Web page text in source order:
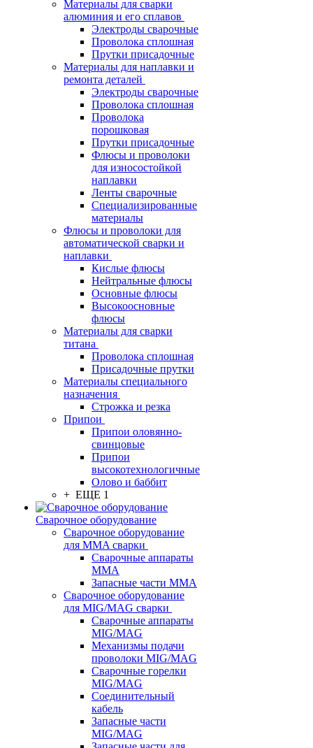
Материалы для сварки
алюминия и его сплавов
Электроды сварочные
Проволока сплошная
Прутки присадочные
Материалы для наплавки и
ремонта деталей
Электроды сварочные
Проволока сплошная
Проволока
порошковая
Прутки присадочные
Флюсы и проволоки
для износостойкой
наплавки
Ленты сварочные
Специализированные
материалы
Флюсы и проволоки для
автоматической сварки и
наплавки
Кислые флюсы
Нейтральные флюсы
Основные флюсы
Высокоосновные
флюсы
Материалы для сварки
титана
Проволока сплошная
Присадочные прутки
Материалы специального
назначения
Строжка и резка
Припои
Припои оловянно-
свинцовые
Припои
высокотехнологичные
Олово и баббит
+ ЕЩЕ 1
Сварочное оборудование
Сварочное оборудование
для MMA сварки
Сварочные аппараты
MMA
Запасные части MMA
Сварочное оборудование
для MIG/MAG сварки
Сварочные аппараты
MIG/MAG
Механизмы подачи
проволоки MIG/MAG
Сварочные горелки
MIG/MAG
Соединительный
кабель
Запасные части
MIG/MAG